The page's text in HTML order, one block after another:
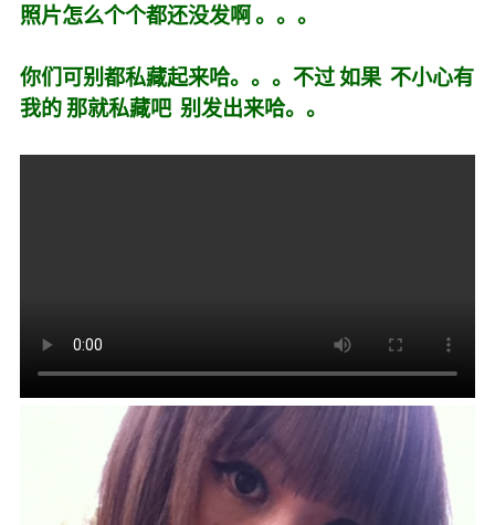
照片怎么个个都还没发啊 。。。
你们可别都私藏起来哈。。。不过 如果 不小心有
我的 那就私藏吧 别发出来哈。。